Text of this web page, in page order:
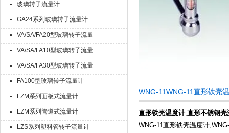
玻璃转子流量计
GA24系列玻璃转子流量计
VA/SA/FA20型玻璃转子流量
计
VA/SA/FA10型玻璃转子流量
计
VA/SA/FA30型玻璃转子流量
计
FA100型玻璃转子流量计
LZM系列面板式流量计
LZM系列管道式流量计
LZS系列塑料管转子流量计
WNG-11WNG-11直形铁壳
直形铁壳温度计,直形不锈钢壳
WNG-11直形铁壳温度计